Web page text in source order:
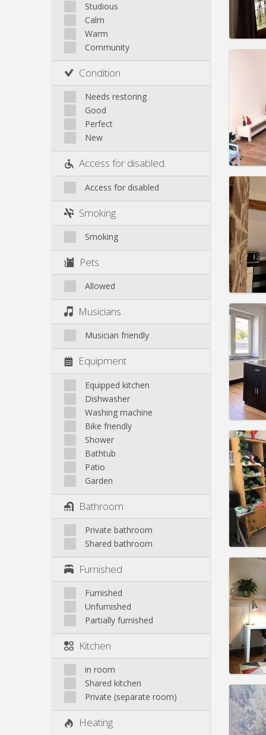
Saint-Léonard
Sainte-Walburge
Liege
Studious
Calm
Warm
Community
Condition
Needs restoring
Good
Perfect
New
Access for disabled
Access for disabled
Smoking
Smoking
Pets
Allowed
Musicians
Musician friendly
Equipment
Equipped kitchen
Dishwasher
Washing machine
Bike friendly
Shower
Bathtub
Patio
Garden
Bathroom
Private bathroom
Shared bathroom
Furnished
Furnished
Unfurnished
Partially furnished
Kitchen
in room
Shared kitchen
Private (separate room)
Heating
Rent:
Charges:
Rent:
Charges:
Rent:
Rent:
Charges: